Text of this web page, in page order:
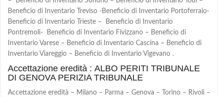
Beneficio di Inventario Treviso -Beneficio di Inventario Portoferraio-
Beneficio di Inventario Trieste – Beneficio di Inventario
Pontremoli- Beneficio di Inventario Fivizzano – Beneficio di
Inventario Varese – Beneficio di Inventario Cascina – Beneficio di
Inventario Viareggio – Beneficio di Inventario Vigevano .
Accettazione eredità : ALBO PERITI TRIBUNALE
DI GENOVA PERIZIA TRIBUNALE
Accettazione eredità – Milano – Parma – Genova – Torino – Rivoli –